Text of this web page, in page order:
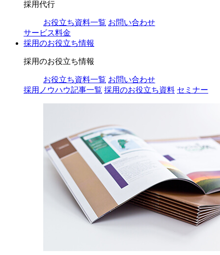
採用代行
お役立ち資料一覧 お問い合わせ
サービス料金
採用のお役立ち情報
採用のお役立ち情報
お役立ち資料一覧 お問い合わせ
採用ノウハウ記事一覧 採用のお役立ち資料 セミナー